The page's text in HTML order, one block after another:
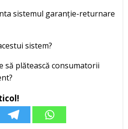
sistemul garanție-returnare
sistem?
să plătească consumatorii